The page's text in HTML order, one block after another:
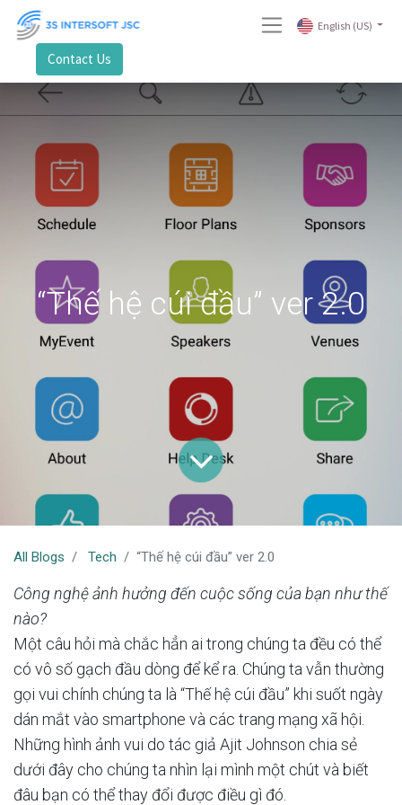
English (US)
Contact Us
“Thế hệ cúi đầu” ver 2.0
All Blogs Tech “Thế hệ cúi đầu” ver 2.0
Công nghệ ảnh hưởng đến cuộc sống của bạn như thế
nào?
Một câu hỏi mà chắc hẳn ai trong chúng ta đều có thể
có vô số gạch đầu dòng để kể ra. Chúng ta vẫn thường
gọi vui chính chúng ta là “Thế hệ cúi đầu” khi suốt ngày
dán mắt vào smartphone và các trang mạng xã hội.
Những hình ảnh vui do tác giả Ajit Johnson chia sẻ
dưới đây cho chúng ta nhìn lại mình một chút và biết
đâu bạn có thể thay đổi được điều gì đó.